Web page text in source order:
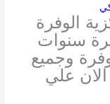
الوفرة
سنوات
وجميع
علي